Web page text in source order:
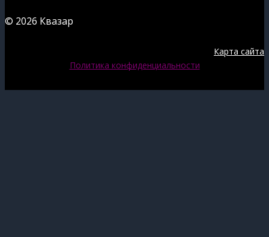
© 2026 Квазар
Карта сайта
Политика конфиденциальности